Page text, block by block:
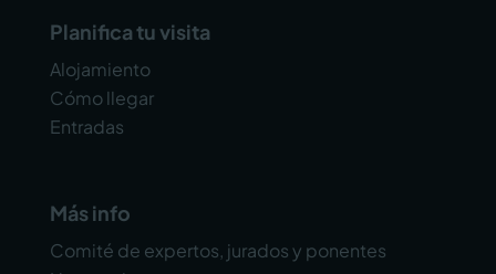
Planifica tu visita
Alojamiento
Cómo llegar
Entradas
Más info
Comité de expertos, jurados y ponentes